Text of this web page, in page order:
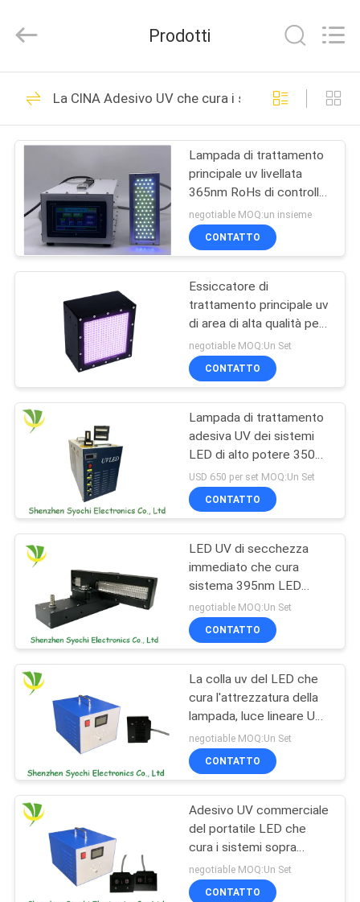
CASA
PRODOTTI
CIRCA
NOI
GIRO
DELLA
FABBRICA
CONTROLLO
DI
QUALITÀ
CONTATTICI
NOTIZIE
RICHIEDA
UNA
CITAZIONE
MAPPA
PRIVACY
POLICY
Syochi
Electronics
All
Reserved.
LED UV che cura
sistema
70
LED UV che cura
attrezzatura
79
Punto UV del LED
che cura sistema
Refrigeratore del
bagno di ghiaccio
Macchina del bagno
di ghiaccio
19
Prodotti
La CINA Adesivo UV che cura i sistemi
Lampada di trattamento
principale uv livellata
365nm RoHs di controllo
500mA per il
rivestimento della resina
negotiable MOQ:un insieme
CONTATTO
Essiccatore di
trattamento principale uv
di area di alta qualità per
il trattamento adesivo -
trattamento principale uv
dell'affare, sistema di
di alta qualità
negotiable MOQ:Un Set
CONTATTO
Lampada di trattamento
adesiva UV dei sistemi
LED di alto potere 350w
per l'essiccazione UV
vernice/dell'inchiostro
USD 650 per set MOQ:Un Set
CONTATTO
LED UV di secchezza
immediato che cura
sistema 395nm LED
ultravioletto per il
trattamento di Adhensive
negotiable MOQ:Un Set
CONTATTO
La colla uv del LED che
cura l'attrezzatura della
lampada, luce lineare UV
del LED con 365nm LG
ha condotto i chip
negotiable MOQ:Un Set
CONTATTO
Adesivo UV commerciale
del portatile LED che
cura i sistemi sopra
controllo della
temperatura
negotiable MOQ:Un Set
CONTATTO